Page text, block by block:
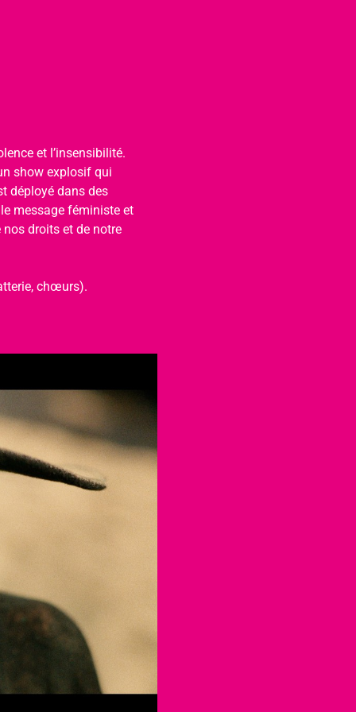
et l’insensibilité.
show explosif qui
déployé dans des
message féministe et
droits et de notre
chœurs).